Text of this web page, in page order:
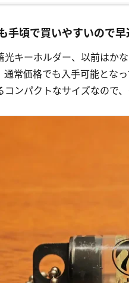
手頃で買いやすいので
光キーホルダー、以前はか
通常価格でも入手可能とな
コンパクトなサイズなので